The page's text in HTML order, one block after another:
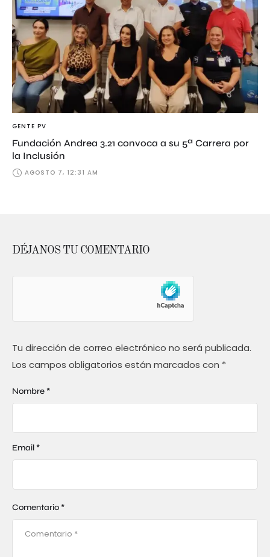
GENTE PV
Fundación Andrea 3.21 convoca a su 5ª Carrera por
la Inclusión
AGOSTO 7, 12:31 AM
DÉJANOS TU COMENTARIO
Tu dirección de correo electrónico no será publicada.
Los campos obligatorios están marcados con *
Comentario *
Nombre *
Email *